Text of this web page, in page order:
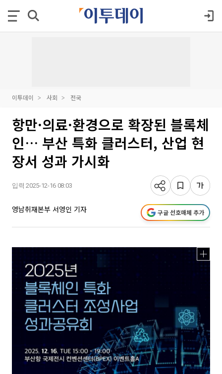
이투데이 사회 전국
항만·의료·환경으로 확장된 블록체
인… 부산 특화 클러스터, 산업 현
장서 성과 가시화
입력 2025-12-16 08:03
영남취재본부 서영인 기자 구글 선호매체 추가